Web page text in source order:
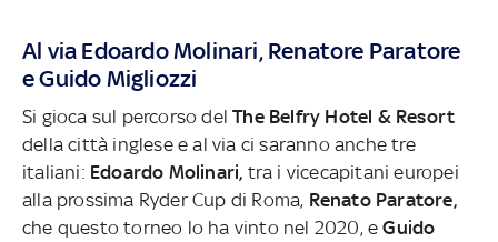
Al via Edoardo Molinari, Renatore Paratore
e Guido Migliozzi
Si gioca sul percorso delThe Belfry Hotel & Resort
della città inglese e al via ci saranno anche tre
italiani: Edoardo Molinari, tra i vicecapitani europei
alla prossima Ryder Cup di Roma, Renato Paratore,
che questo torneo lo ha vinto nel 2020, eGuido